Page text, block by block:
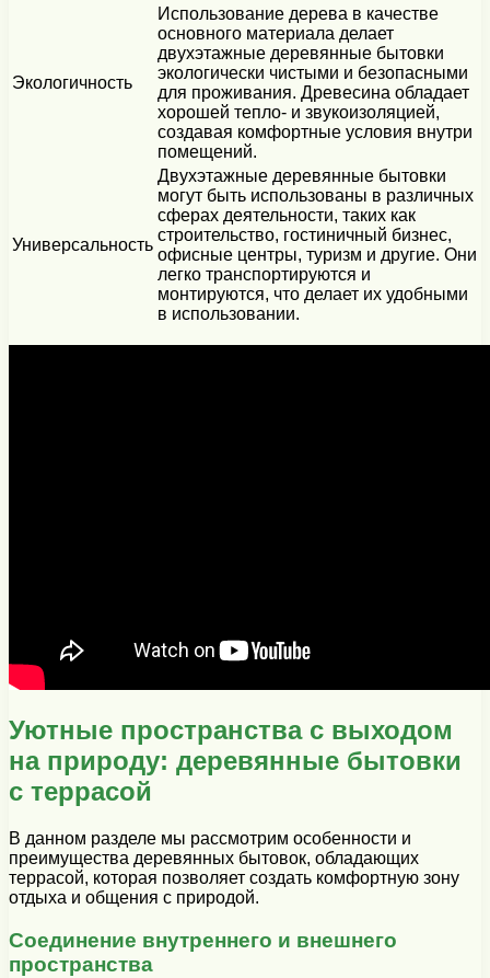
Экологичность
Использование дерева в качестве
основного материала делает
двухэтажные деревянные бытовки
экологически чистыми и безопасными
для проживания. Древесина обладает
хорошей тепло- и звукоизоляцией,
создавая комфортные условия внутри
помещений.
Универсальность
Двухэтажные деревянные бытовки
могут быть использованы в различных
сферах деятельности, таких как
строительство, гостиничный бизнес,
офисные центры, туризм и другие. Они
легко транспортируются и
монтируются, что делает их удобными
в использовании.
Уютные пространства с выходом
на природу: деревянные бытовки
с террасой
В данном разделе мы рассмотрим особенности и
преимущества деревянных бытовок, обладающих
террасой, которая позволяет создать комфортную зону
отдыха и общения с природой.
Соединение внутреннего и внешнего
пространства